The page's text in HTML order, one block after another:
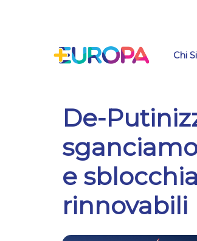
Chi
De-
e
rinnovabili